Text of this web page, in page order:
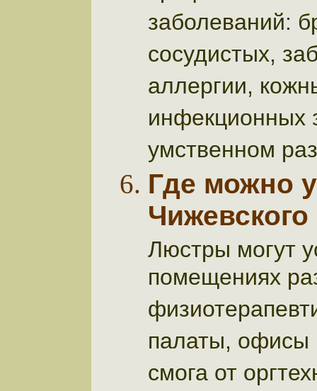
заболеваний:
сосудистых,
аллергии,
инфекционных
умственном
Где можно
Чижевского
Люстры могут
помещениях
палаты, офисы
смога от